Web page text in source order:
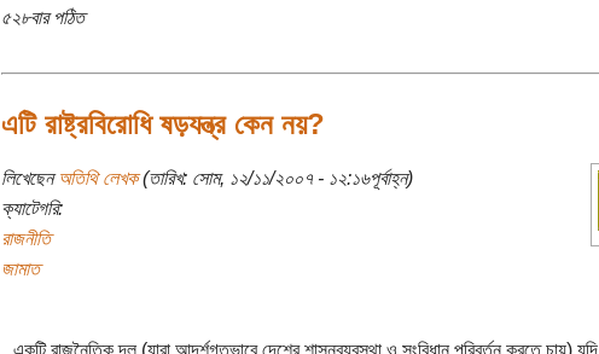
৫২৮বার পঠিত
এটি রাষ্ট্রবিরোধি ষড়যন্ত্র কেন নয়?
লিখেছেনঅতিথি লেখক(তারিখ: সোম, ১২/১১/২০০৭ - ১২:১৬পূর্বাহ্ন)
ক্যাটেগরি:
রাজনীতি
জামাত